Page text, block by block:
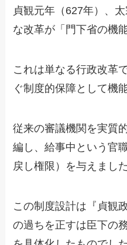
貞観元年（627年）、
な改革が「門下省の機
これは単なる行政改革
ぐ制度的保障として機
従来の審議機関を実質
編し、給事中という官
戻し権限）を与えました
この制度設計は『貞観
の過ちを正すは臣下の